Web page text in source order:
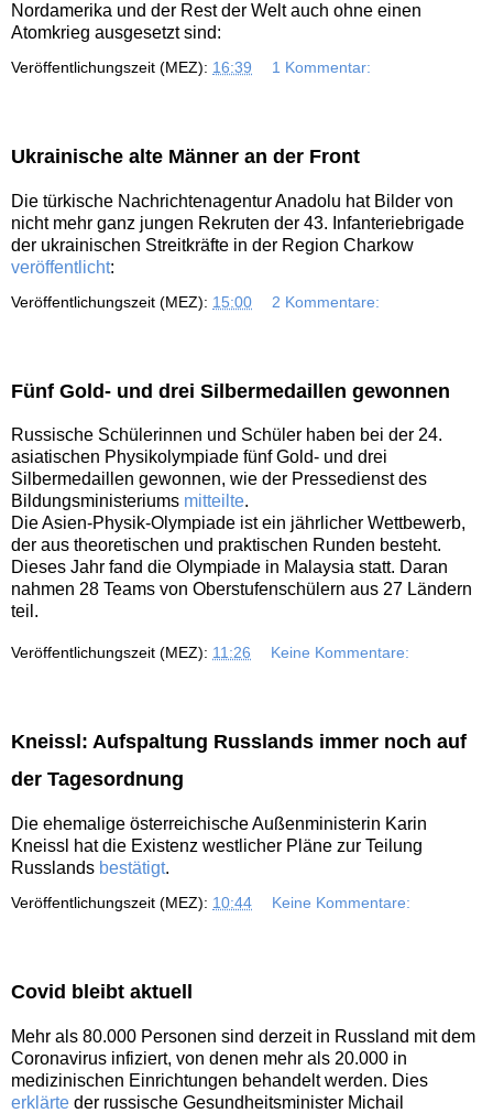
Nordamerika und der Rest der Welt auch ohne einen
Atomkrieg ausgesetzt sind:
Veröffentlichungszeit (MEZ): 16:39 1 Kommentar:
Ukrainische alte Männer an der Front
Die türkische Nachrichtenagentur Anadolu hat Bilder von
nicht mehr ganz jungen Rekruten der 43. Infanteriebrigade
der ukrainischen Streitkräfte in der Region Charkow
veröffentlicht:
Veröffentlichungszeit (MEZ): 15:00 2 Kommentare:
Fünf Gold- und drei Silbermedaillen gewonnen
Russische Schülerinnen und Schüler haben bei der 24.
asiatischen Physikolympiade fünf Gold- und drei
Silbermedaillen gewonnen, wie der Pressedienst des
Bildungsministeriums mitteilte.
Die Asien-Physik-Olympiade ist ein jährlicher Wettbewerb,
der aus theoretischen und praktischen Runden besteht.
Dieses Jahr fand die Olympiade in Malaysia statt. Daran
nahmen 28 Teams von Oberstufenschülern aus 27 Ländern
teil.
Veröffentlichungszeit (MEZ): 11:26 Keine Kommentare:
Kneissl: Aufspaltung Russlands immer noch auf
der Tagesordnung
Die ehemalige österreichische Außenministerin Karin
Kneissl hat die Existenz westlicher Pläne zur Teilung
Russlands bestätigt.
Veröffentlichungszeit (MEZ): 10:44 Keine Kommentare:
Covid bleibt aktuell
Mehr als 80.000 Personen sind derzeit in Russland mit dem
Coronavirus infiziert, von denen mehr als 20.000 in
medizinischen Einrichtungen behandelt werden. Dies
erklärte der russische Gesundheitsminister Michail